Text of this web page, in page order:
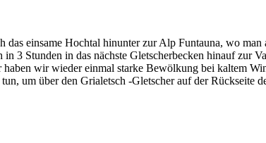
einsame Hochtal hinunter zur Alp Funtauna, wo
3 Stunden in das nächste Gletscherbecken hinauf zur
wir wieder einmal starke Bewölkung bei kaltem
um über den Grialetsch -Gletscher auf der Rückseite